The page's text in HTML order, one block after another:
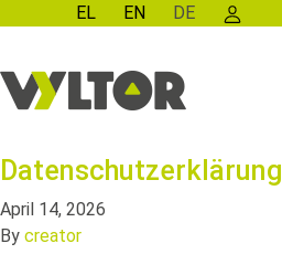
EL EN DE
Datenschutzerklärung
April 14, 2026
By creator